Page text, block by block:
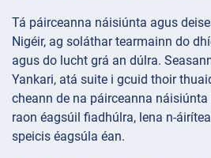
Tá páirceanna náisiúnta agus
Nigéir, ag soláthar tearmainn do
agus do lucht grá an dúlra.
Yankari, atá suite i gcuid thoir
cheann de na páirceanna
raon éagsúil fiadhúlra, lena n-
speicis éagsúla éan.